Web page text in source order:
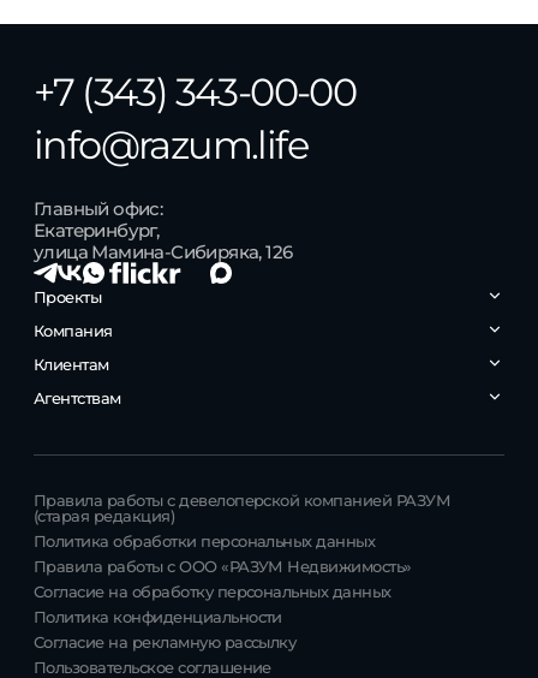
+7 (343) 343-00-00
info@razum.life
Главный офис:
Екатеринбург,
улица Мамина-Сибиряка, 126
Проекты
РАЗУМ на Уктусе
РАЗУМ на Курчатова
РАЗУМ в Академическом
РАЗУМ на Матвеева
РАЗУМ на Малышева
РАЗУМ на Титова
Компания
Контакты
О компании
Карьера
Клиентам
Личный кабинет
Агентствам
Правила работы с девелоперской компанией РАЗУМ
(старая редакция)
Политика обработки персональных данных
Правила работы с ООО «РАЗУМ Недвижимость»
Согласие на обработку персональных данных
Политика конфиденциальности
Согласие на рекламную рассылку
Пользовательское соглашение